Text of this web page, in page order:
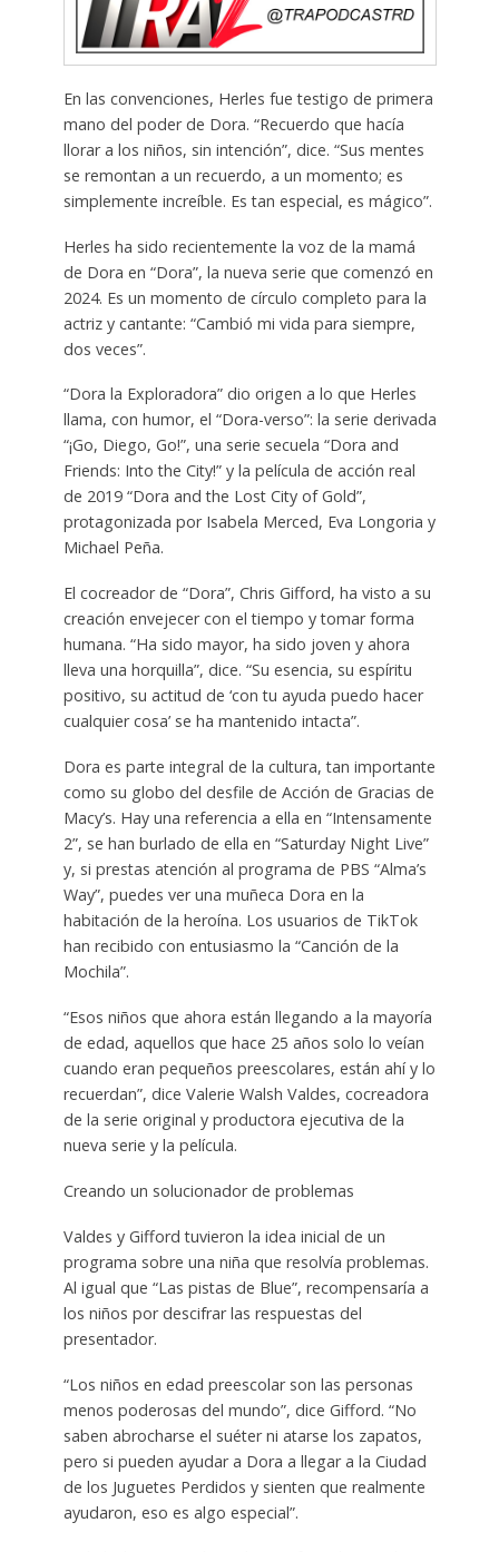
En las convenciones, Herles fue testigo de primera
mano del poder de Dora. “Recuerdo que hacía
llorar a los niños, sin intención”, dice. “Sus mentes
se remontan a un recuerdo, a un momento; es
simplemente increíble. Es tan especial, es mágico”.
Herles ha sido recientemente la voz de la mamá
de Dora en “Dora”, la nueva serie que comenzó en
2024. Es un momento de círculo completo para la
actriz y cantante: “Cambió mi vida para siempre,
dos veces”.
“Dora la Exploradora” dio origen a lo que Herles
llama, con humor, el “Dora-verso”: la serie derivada
“¡Go, Diego, Go!”, una serie secuela “Dora and
Friends: Into the City!” y la película de acción real
de 2019 “Dora and the Lost City of Gold”,
protagonizada por Isabela Merced, Eva Longoria y
Michael Peña.
El cocreador de “Dora”, Chris Gifford, ha visto a su
creación envejecer con el tiempo y tomar forma
humana. “Ha sido mayor, ha sido joven y ahora
lleva una horquilla”, dice. “Su esencia, su espíritu
positivo, su actitud de ‘con tu ayuda puedo hacer
cualquier cosa’ se ha mantenido intacta”.
Dora es parte integral de la cultura, tan importante
como su globo del desfile de Acción de Gracias de
Macy’s. Hay una referencia a ella en “Intensamente
2”, se han burlado de ella en “Saturday Night Live”
y, si prestas atención al programa de PBS “Alma’s
Way”, puedes ver una muñeca Dora en la
habitación de la heroína. Los usuarios de TikTok
han recibido con entusiasmo la “Canción de la
Mochila”.
“Esos niños que ahora están llegando a la mayoría
de edad, aquellos que hace 25 años solo lo veían
cuando eran pequeños preescolares, están ahí y lo
recuerdan”, dice Valerie Walsh Valdes, cocreadora
de la serie original y productora ejecutiva de la
nueva serie y la película.
Creando un solucionador de problemas
Valdes y Gifford tuvieron la idea inicial de un
programa sobre una niña que resolvía problemas.
Al igual que “Las pistas de Blue”, recompensaría a
los niños por descifrar las respuestas del
presentador.
“Los niños en edad preescolar son las personas
menos poderosas del mundo”, dice Gifford. “No
saben abrocharse el suéter ni atarse los zapatos,
pero si pueden ayudar a Dora a llegar a la Ciudad
de los Juguetes Perdidos y sienten que realmente
ayudaron, eso es algo especial”.